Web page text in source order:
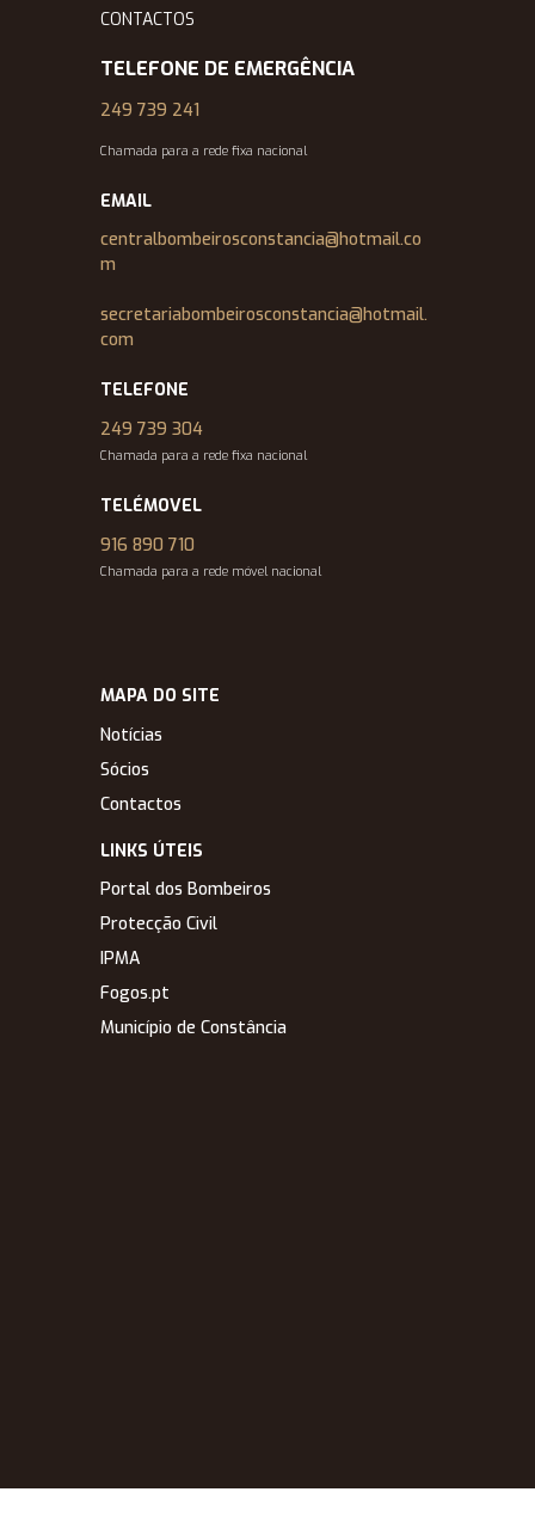
CONTACTOS
TELEFONE DE EMERGÊNCIA
249 739 241
Chamada para a rede fixa nacional
EMAIL
centralbombeirosconstancia@hotmail.co
m
secretariabombeirosconstancia@hotmail.
com
TELEFONE
249 739 304
Chamada para a rede fixa nacional
TELÉMOVEL
916 890 710
Chamada para a rede móvel nacional
MAPA DO SITE
Notícias
Sócios
Contactos
LINKS ÚTEIS
Portal dos Bombeiros
Protecção Civil
IPMA
Fogos.pt
Município de Constância